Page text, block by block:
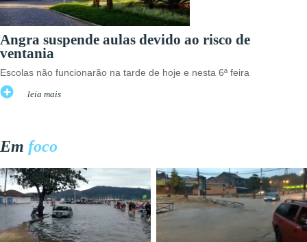
Angra suspende aulas devido ao risco de
ventania
Escolas não funcionarão na tarde de hoje e nesta 6ª feira
leia mais
Em foco